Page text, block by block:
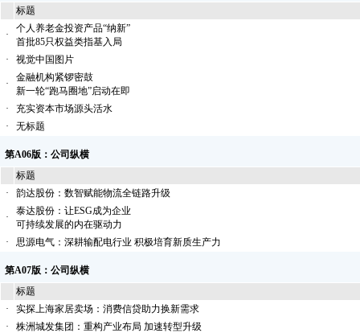
标题
·
个人养老金投资产品“纳新”
首批85只权益类指基入局
·
视觉中国图片
·
金融机构紧锣密鼓
新一轮“跑马圈地”启动在即
·
充实资本市场源头活水
·
无标题
第A06版：公司纵横
标题
·
韵达股份：数智赋能物流全链路升级
·
泰达股份：让ESG成为企业
可持续发展的内在驱动力
·
思源电气：深耕输配电行业 积极培育新质生产力
第A07版：公司纵横
标题
·
实探上海家居卖场：消费信贷助力换新需求
·
株洲城发集团：重构产业布局 加速转型升级